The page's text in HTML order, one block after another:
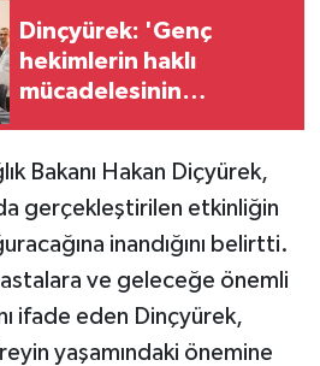
Dinçyürek: 'Genç
hekimlerin haklı
mücadelesinin
Bakanı Hakan Diçyürek,
gerçekleştirilen etkinliğin
inandığını belirtti.
ve geleceğe önemli
ifade eden Dinçyürek,
yaşamındaki önemine